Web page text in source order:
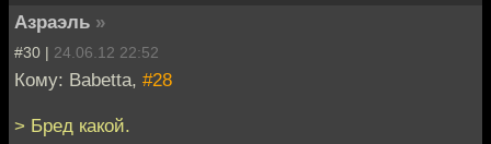
Азраэль »
#30 | 24.06.12 22:52
Кому: Babetta, #28
> Бред какой.